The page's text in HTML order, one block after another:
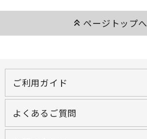
keyboard_double_arrow_up ページトップへ
ご利用ガイド
よくあるご質問